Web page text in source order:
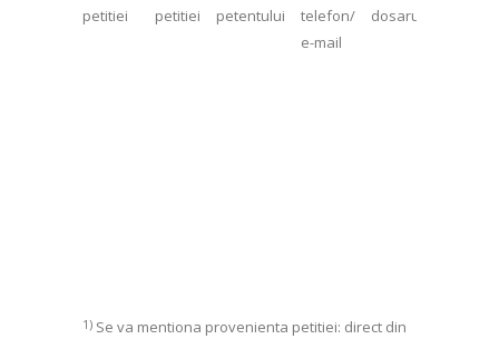
petitiei
petitiei
petentului
telefon/
e-mail
dosarului
1) Se va mentiona provenienta petitiei: direct din